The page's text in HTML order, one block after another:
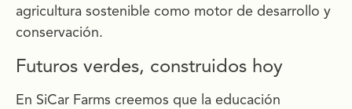
agricultura sostenible como motor de desarrollo y
conservación.
Futuros verdes, construidos hoy
En SiCar Farms creemos que la educación